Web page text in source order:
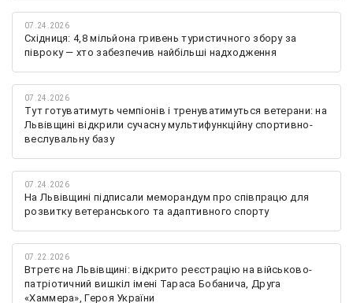
07.24.2026
Східниця: 4,8 мільйона гривень туристичного збору за
півроку — хто забезпечив найбільші надходження
07.24.2026
Тут готуватимуть чемпіонів і тренуватимуться ветерани: на
Львівщині відкрили сучасну мультифункційну спортивно-
веслувальну базу
07.24.2026
На Львівщині підписали меморандум про співпрацю для
розвитку ветеранського та адаптивного спорту
07.22.2026
Втретє на Львівщині: відкрито реєстрацію на військово-
патріотичний вишкіл імені Тараса Бобанича, Друга
«Хаммера», Героя України